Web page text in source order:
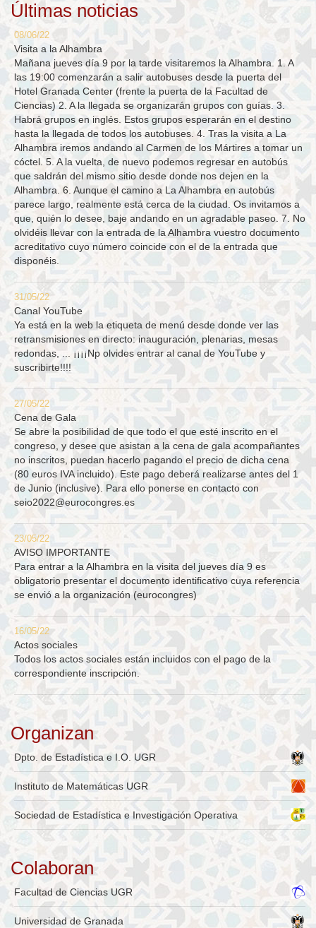
Últimas noticias
08/06/22
Visita a la Alhambra
Mañana jueves día 9 por la tarde visitaremos la Alhambra. 1. A
las 19:00 comenzarán a salir autobuses desde la puerta del
Hotel Granada Center (frente la puerta de la Facultad de
Ciencias) 2. A la llegada se organizarán grupos con guías. 3.
Habrá grupos en inglés. Estos grupos esperarán en el destino
hasta la llegada de todos los autobuses. 4. Tras la visita a La
Alhambra iremos andando al Carmen de los Mártires a tomar un
cóctel. 5. A la vuelta, de nuevo podemos regresar en autobús
que saldrán del mismo sitio desde donde nos dejen en la
Alhambra. 6. Aunque el camino a La Alhambra en autobús
parece largo, realmente está cerca de la ciudad. Os invitamos a
que, quién lo desee, baje andando en un agradable paseo. 7. No
olvidéis llevar con la entrada de la Alhambra vuestro documento
acreditativo cuyo número coincide con el de la entrada que
disponéis.
31/05/22
Canal YouTube
Ya está en la web la etiqueta de menú desde donde ver las
retransmisiones en directo: inauguración, plenarias, mesas
redondas, ... ¡¡¡¡Np olvides entrar al canal de YouTube y
suscribirte!!!!
27/05/22
Cena de Gala
Se abre la posibilidad de que todo el que esté inscrito en el
congreso, y desee que asistan a la cena de gala acompañantes
no inscritos, puedan hacerlo pagando el precio de dicha cena
(80 euros IVA incluido). Este pago deberá realizarse antes del 1
de Junio (inclusive). Para ello ponerse en contacto con
seio2022@eurocongres.es
23/05/22
AVISO IMPORTANTE
Para entrar a la Alhambra en la visita del jueves día 9 es
obligatorio presentar el documento identificativo cuya referencia
se envió a la organización (eurocongres)
16/05/22
Actos sociales
Todos los actos sociales están incluidos con el pago de la
correspondiente inscripción.
Organizan
Dpto. de Estadística e I.O. UGR
Instituto de Matemáticas UGR
Sociedad de Estadística e Investigación Operativa
Colaboran
Facultad de Ciencias UGR
Universidad de Granada